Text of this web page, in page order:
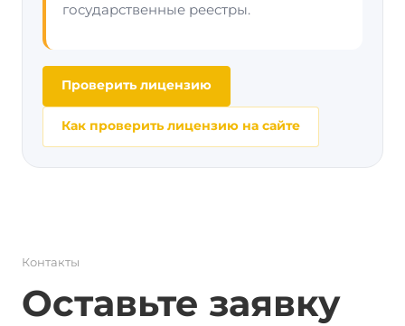
государственные реестры.
Проверить лицензию
Как проверить лицензию на сайте
Контакты
Оставьте заявку